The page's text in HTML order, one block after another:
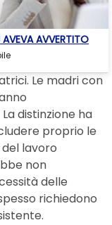
il governo ha
almeno tre
però riservato a
Le madri con
distinzione ha
proprio le
lavoro
non
delle
richiedono
AVVERTITO